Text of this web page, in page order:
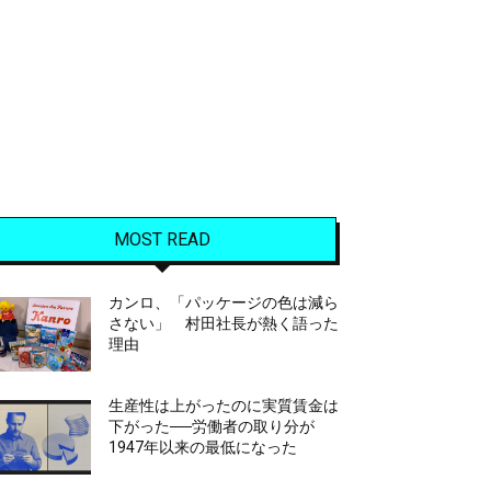
MOST READ
カンロ、「パッケージの色は減ら
さない」 村田社長が熱く語った
理由
生産性は上がったのに実質賃金は
下がった──労働者の取り分が
1947年以来の最低になった